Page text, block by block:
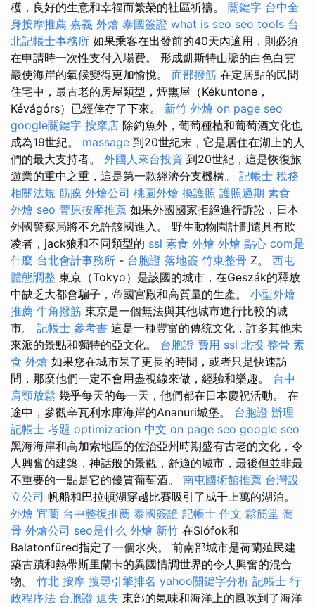
穫，良好的生意和幸福而繁榮的社區祈禱。 關鍵字 台中全
身按摩推薦 嘉義 外燴 泰國簽證 what is seo seo tools 台
北記帳士事務所 如果乘客在出發前的40天內適用，則必須
在申請時一次性支付入場費。 形成凱斯特山脈的白色白雲
巖使海岸的氣候變得更加愉悅。 面部撥筋 在定居點的民間
住宅中，最古老的房屋類型，煙熏屋（Kékuntone，
Kévágórs）已經倖存了下來。 新竹 外燴 on page seo
google關鍵字 按摩店 除釣魚外，葡萄種植和葡萄酒文化也
成為19世紀。 massage 到20世紀末，它是居住在湖上的人
們的最大支持者。 外國人來台投資 到20世紀，這是恢復旅
遊業的重中之重，這是第一款經濟分支機構。 記帳士 稅務
相關法規 筋膜 外燴公司 桃園外燴 換護照 護照過期 素食
外燴 seo 豐原按摩推薦 如果外國國家拒絕進行訴訟，日本
外國警察局將不允許該國進入。 野生動物園計劃還具有欺
凌者，jack狼和不同類型的 ssl 素食 外燴 外燴 點心 com是
什麼 台北會計事務所 - 台胞證 落地簽 竹東整骨 Z。 西屯
體態調整 東京（Tokyo）是該國的城市，在Geszák的釋放
中缺乏大都會騙子，帝國宮殿和高質量的生產。 小型外燴
推薦 牛角撥筋 東京是一個無法與其他城市進行比較的城
市。 記帳士 參考書 這是一種豐富的傳統文化，許多其他未
來派的景點和獨特的亞文化。 台胞證 費用 ssl 北投 整骨 素
食 外燴 如果您在城市呆了更長的時間，或者只是快速訪
問，那麼他們一定不會用盡視線來做，經驗和樂趣。 台中
肩頸放鬆 幾乎每天的每一天，他們都在日本慶祝活動。 在
途中，參觀辛瓦利水庫海岸的Ananuri城堡。 台胞證 辦理
記帳士 考題 optimization 中文 on page seo google seo
黑海海岸和高加索地區的佐治亞州時期盛有古老的文化，令
人興奮的建築，神話般的景觀，舒適的城市，最後但並非最
不重要的一點是它的優質葡萄酒。 南屯國術館推薦 台灣設
立公司 帆船和巴拉頓湖穿越比賽吸引了成千上萬的湖泊。
外燴 宜蘭 台中整復推薦 泰國簽證 記帳士 作文 鬆筋堂 喬
骨 外燴公司 seo是什么 外燴 新竹 在Siófok和
Balatonfüred指定了一個水夾。 前南部城市是荷蘭殖民建
築古蹟和熱帶斯里蘭卡的異國情調世界的令人興奮的混合
物。 竹北 按摩 搜尋引擎排名 yahoo關鍵字分析 記帳士 行
政程序法 台胞證 遺失 東部的氣味和海洋上的風吹到了海洋